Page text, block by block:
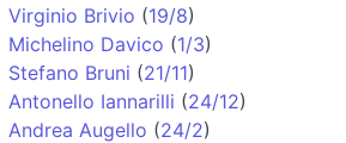
Virginio Brivio (19/8)
Michelino Davico (1/3)
Stefano Bruni (21/11)
Antonello Iannarilli (24/12)
Andrea Augello (24/2)